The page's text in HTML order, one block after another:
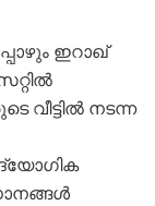
ഇറാഖ്
വീട്ടിൽ നടന്ന